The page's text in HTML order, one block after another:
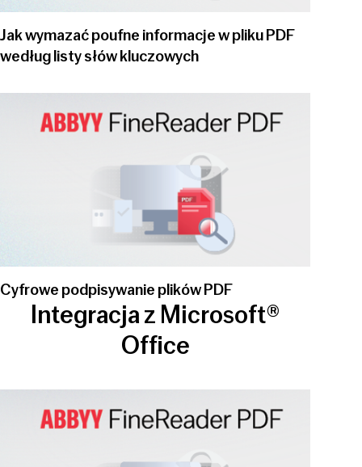
Jak wymazać poufne informacje w pliku PDF
według listy słów kluczowych
Cyfrowe podpisywanie plików PDF
Integracja z Microsoft®
Office